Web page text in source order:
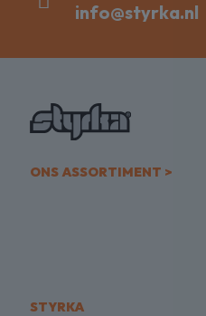
info@styrka.nl
ONS ASSORTIMENT >
STYRKA